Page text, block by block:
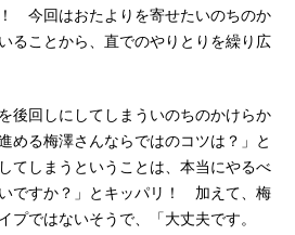
今回はおたよりを寄せたいのちのか
ることから、直でのやりとりを繰り広
後回しにしてしまういのちのかけらか
める梅澤さんならではのコツは？」と
てしまうということは、本当にやるべ
ですか？」とキッパリ！ 加えて、梅
プではないそうで、「大丈夫です。